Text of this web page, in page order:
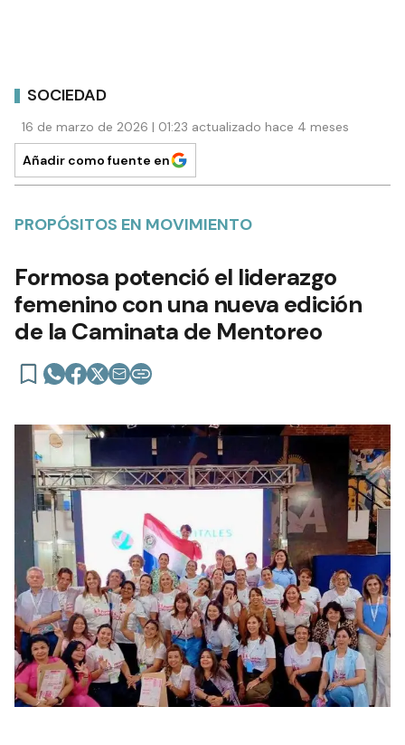
SOCIEDAD
16 de marzo de 2026 | 01:23 actualizado hace 4 meses
Añadir como fuente en
PROPÓSITOS EN MOVIMIENTO
Formosa potenció el liderazgo
femenino con una nueva edición
de la Caminata de Mentoreo